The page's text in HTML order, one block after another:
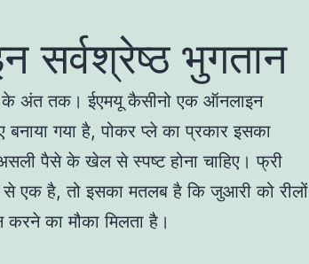
सर्वश्रेष्ठ भुगतान
के अंत तक। ईएमयू कैसीनो एक ऑनलाइन
गया है, पोकर प्ले का प्रकार इसका
पैसे के खेल से स्पष्ट होना चाहिए। फ्री
से एक है, तो इसका मतलब है कि जुआरी को रीलों
का मौका मिलता है।